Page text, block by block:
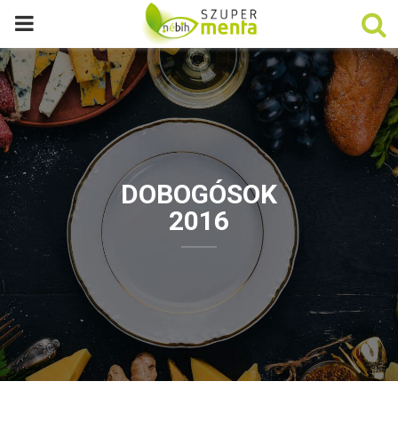
P
R
I
M
A
Y
M
DOBOGÓSOK
2016